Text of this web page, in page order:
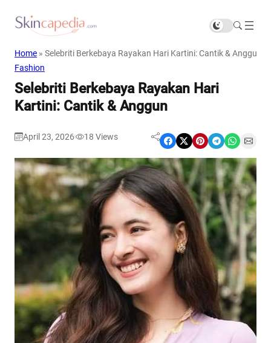
Home » Selebriti Berkebaya Rayakan Hari Kartini: Cantik & Anggun
Fashion
Selebriti Berkebaya Rayakan Hari
Kartini: Cantik & Anggun
April 23, 2026 18 Views Share on Facebook Share on X Share on Pinterest Share on Telegram Share on WhatsApp Share on Email